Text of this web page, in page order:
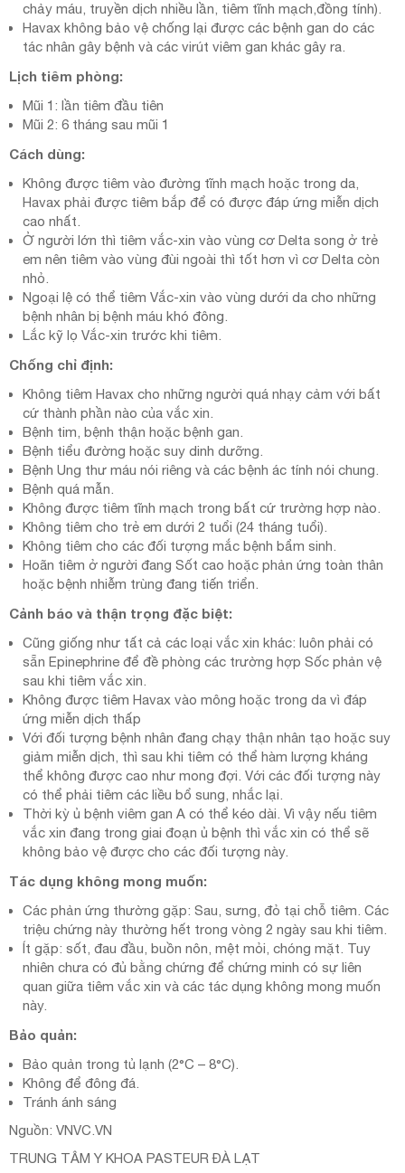
chảy máu, truyền dịch nhiều lần, tiêm tĩnh mạch,đồng tính).
Havax không bảo vệ chống lại được các bệnh gan do các
tác nhân gây bệnh và các virút viêm gan khác gây ra.
Lịch tiêm phòng:
Mũi 1: lần tiêm đầu tiên
Mũi 2: 6 tháng sau mũi 1
Cách dùng:
Không được tiêm vào đường tĩnh mạch hoặc trong da,
Havax phải được tiêm bắp để có được đáp ứng miễn dịch
cao nhất.
Ở người lớn thì tiêm vắc-xin vào vùng cơ Delta song ở trẻ
em nên tiêm vào vùng đùi ngoài thì tốt hơn vì cơ Delta còn
nhỏ.
Ngoại lệ có thể tiêm Vắc-xin vào vùng dưới da cho những
bệnh nhân bị bệnh máu khó đông.
Lắc kỹ lọ Vắc-xin trước khi tiêm.
Chống chỉ định:
Không tiêm Havax cho những người quá nhạy cảm với bất
cứ thành phần nào của vắc xin.
Bệnh tim, bệnh thận hoặc bệnh gan.
Bệnh tiểu đường hoặc suy dinh dưỡng.
Bệnh Ung thư máu nói riêng và các bệnh ác tính nói chung.
Bệnh quá mẫn.
Không được tiêm tĩnh mạch trong bất cứ trường hợp nào.
Không tiêm cho trẻ em dưới 2 tuổi (24 tháng tuổi).
Không tiêm cho các đối tượng mắc bệnh bẩm sinh.
Hoãn tiêm ở người đang Sốt cao hoặc phản ứng toàn thân
hoặc bệnh nhiễm trùng đang tiến triển.
Cảnh báo và thận trọng đặc biệt:
Cũng giống như tất cả các loại vắc xin khác: luôn phải có
sẵn Epinephrine để đề phòng các trường hợp Sốc phản vệ
sau khi tiêm vắc xin.
Không được tiêm Havax vào mông hoặc trong da vì đáp
ứng miễn dịch thấp
Với đối tượng bệnh nhân đang chạy thận nhân tạo hoặc suy
giảm miễn dịch, thì sau khi tiêm có thể hàm lượng kháng
thể không được cao như mong đợi. Với các đối tượng này
có thể phải tiêm các liều bổ sung, nhắc lại.
Thời kỳ ủ bệnh viêm gan A có thể kéo dài. Vì vậy nếu tiêm
vắc xin đang trong giai đoạn ủ bệnh thì vắc xin có thể sẽ
không bảo vệ được cho các đối tượng này.
Tác dụng không mong muốn:
Các phản ứng thường gặp: Sau, sưng, đỏ tại chỗ tiêm. Các
triệu chứng này thường hết trong vòng 2 ngày sau khi tiêm.
Ít gặp: sốt, đau đầu, buồn nôn, mệt mỏi, chóng mặt. Tuy
nhiên chưa có đủ bằng chứng để chứng minh có sự liên
quan giữa tiêm vắc xin và các tác dụng không mong muốn
này.
Bảo quản:
Bảo quản trong tủ lạnh (2°C – 8°C).
Không để đông đá.
Tránh ánh sáng
Nguồn: VNVC.VN
TRUNG TÂM Y KHOA PASTEUR ĐÀ LẠT